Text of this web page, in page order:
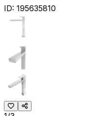
ID: 195635810